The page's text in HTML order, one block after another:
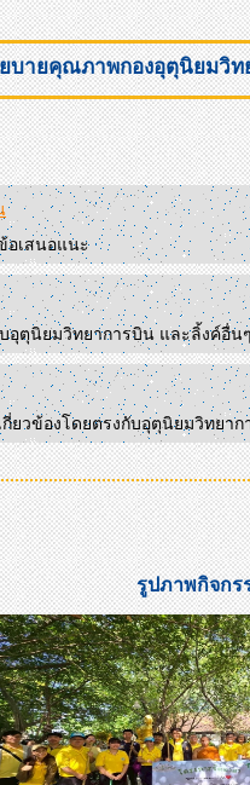
บายคุณภาพกองอุตุนิยมวิท
อเสนอแนะ
อุตุนิยมวิทยาการบิน และลิ้งค์อื่น
ยวข้องโดยตรงกับอุตุนิยมวิทยาก
รูปภาพกิจกร